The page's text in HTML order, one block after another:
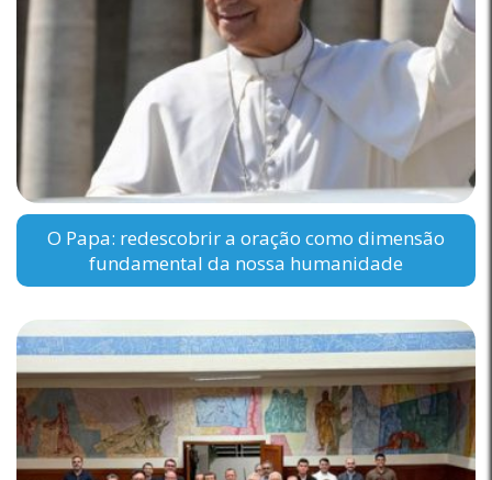
O Papa: redescobrir a oração como dimensão
fundamental da nossa humanidade